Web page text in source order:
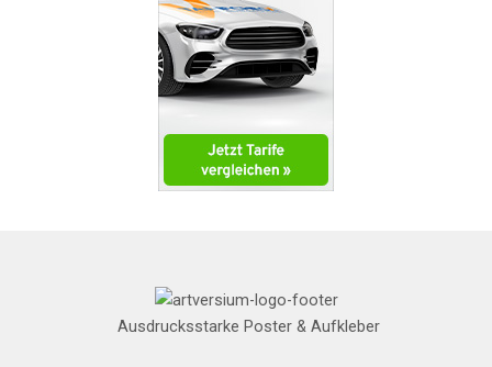
Ausdrucksstarke Poster & Aufkleber